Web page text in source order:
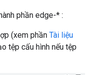
phần edge-* :
(xem phần Tài liệu
tệp cấu hình nếu tệp